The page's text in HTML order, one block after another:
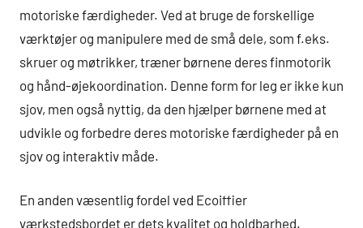
motoriske færdigheder. Ved at bruge de forskellige
værktøjer og manipulere med de små dele, som f.eks.
skruer og møtrikker, træner børnene deres finmotorik
og hånd-øjekoordination. Denne form for leg er ikke kun
sjov, men også nyttig, da den hjælper børnene med at
udvikle og forbedre deres motoriske færdigheder på en
sjov og interaktiv måde.
En anden væsentlig fordel ved Ecoiffier
værkstedsbordet er dets kvalitet og holdbarhed.